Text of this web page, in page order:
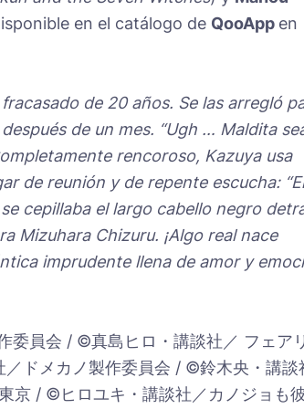
en el catálogo de QooApp en
de 20 años. Se las arregló
de un mes. “Ugh … Maldita
rencoroso, Kazuya usa
de reunión y de repente escucha:
cepillaba el largo cabello negro
Mizuhara Chizuru. ¡Algo real nace
imprudente llena de amor y
委員会 / ©真島ヒロ・講談社／ フェア
ドメカノ製作委員会 / ©鈴木央・講談
京 / ©ヒロユキ・講談社／カノジョも